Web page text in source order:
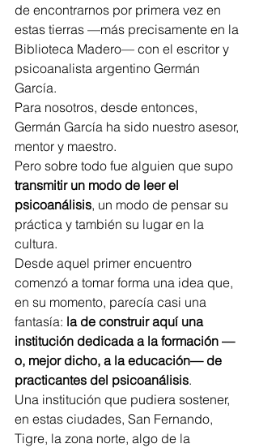
de encontrarnos por primera vez en
estas tierras —más precisamente en la
Biblioteca Madero— con el escritor y
psicoanalista argentino Germán
García.
Para nosotros, desde entonces,
Germán García ha sido nuestro asesor,
mentor y maestro.
Pero sobre todo fue alguien que supo
transmitir un modo de leer el
psicoanálisis, un modo de pensar su
práctica y también su lugar en la
cultura.
Desde aquel primer encuentro
comenzó a tomar forma una idea que,
en su momento, parecía casi una
fantasía: la de construir aquí una
institución dedicada a la formación —
o, mejor dicho, a la educación— de
practicantes del psicoanálisis.
Una institución que pudiera sostener,
en estas ciudades, San Fernando,
Tigre, la zona norte, algo de la